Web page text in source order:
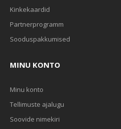
Kinkekaardid
Partnerprogramm
Sooduspakkumised
MINU KONTO
Minu konto
Tellimuste ajalugu
Soovide nimekiri